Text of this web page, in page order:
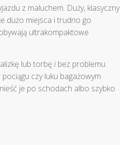
z maluchem. Duży, klasyczny
dużo miejsca i trudno go
ultrakompaktowe
lub torbę i bez problemu
czy luku bagażowym
je po schodach albo szybko